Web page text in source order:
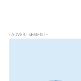
- ADVERTISEMENT -